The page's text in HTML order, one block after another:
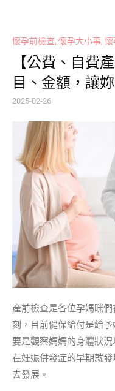
懷孕前檢查, 懷孕大小事, 懷
【公費、自費
目、金額，讓
2025-02-26
產前檢查是各位孕媽咪
刻，目前健保給付是給
要是觀察媽媽的身體狀
在妊娠併發症的早期就
去發展。